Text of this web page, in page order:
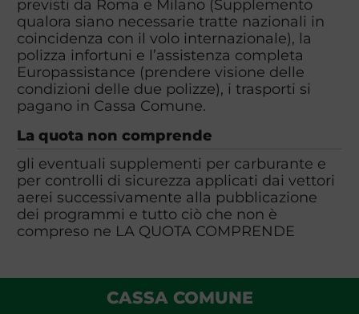
previsti da Roma e Milano (Supplemento
qualora siano necessarie tratte nazionali in
coincidenza con il volo internazionale), la
polizza infortuni e l’assistenza completa
Europassistance (prendere visione delle
condizioni delle due polizze), i trasporti si
pagano in Cassa Comune.
La quota non comprende
gli eventuali supplementi per carburante e
per controlli di sicurezza applicati dai vettori
aerei successivamente alla pubblicazione
dei programmi e tutto ciò che non è
compreso ne LA QUOTA COMPRENDE
CASSA COMUNE